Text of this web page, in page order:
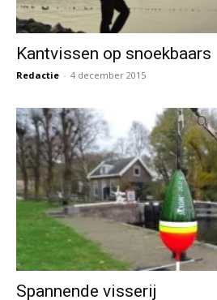
Kantvissen op snoekbaars
Redactie - 4 december 2015
Spannende visserij